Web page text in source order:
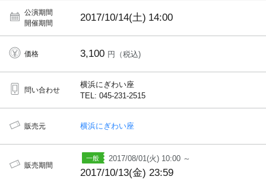
公演期間
開催期間
2017/10/14(土) 14:00
価格 3,100 円（税込)
問い合わせ
横浜にぎわい座
TEL: 045-231-2515
販売元 横浜にぎわい座
販売期間
2017/08/01(火) 10:00 ～
2017/10/13(金) 23:59